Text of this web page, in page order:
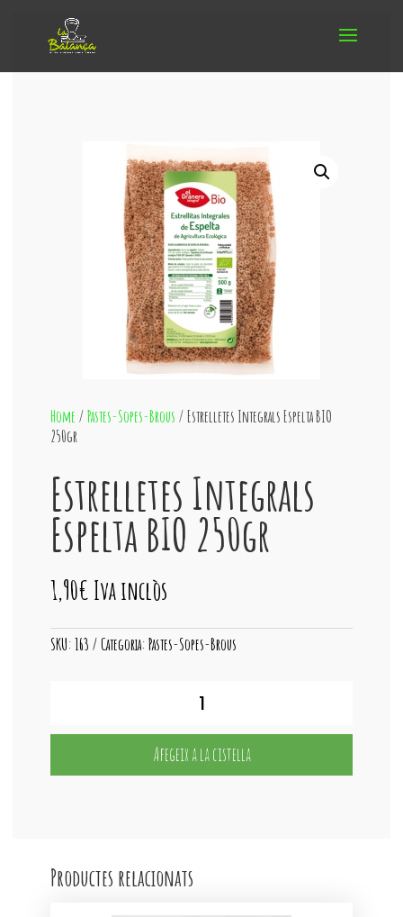
Home /Pastes-Sopes-Brous / Estrelletes Integrals Espelta BIO
250gr
Estrelletes Integrals
Espelta BIO 250gr
1,90€ Iva inclòs
SKU:163 Categoria:Pastes-Sopes-Brous
Estrelletes
Afegeix a la cistella
Productes relacionats